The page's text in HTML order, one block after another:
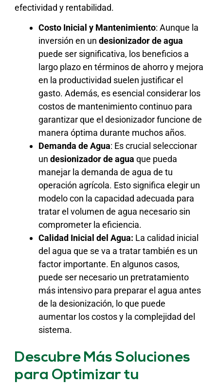
efectividad y rentabilidad.
Costo Inicial y Mantenimiento: Aunque la
inversión en un desionizador de agua
puede ser significativa, los beneficios a
largo plazo en términos de ahorro y mejora
en la productividad suelen justificar el
gasto. Además, es esencial considerar los
costos de mantenimiento continuo para
garantizar que el desionizador funcione de
manera óptima durante muchos años.
Demanda de Agua: Es crucial seleccionar
un desionizador de agua que pueda
manejar la demanda de agua de tu
operación agrícola. Esto significa elegir un
modelo con la capacidad adecuada para
tratar el volumen de agua necesario sin
comprometer la eficiencia.
Calidad Inicial del Agua: La calidad inicial
del agua que se va a tratar también es un
factor importante. En algunos casos,
puede ser necesario un pretratamiento
más intensivo para preparar el agua antes
de la desionización, lo que puede
aumentar los costos y la complejidad del
sistema.
Descubre Más Soluciones
para Optimizar tu